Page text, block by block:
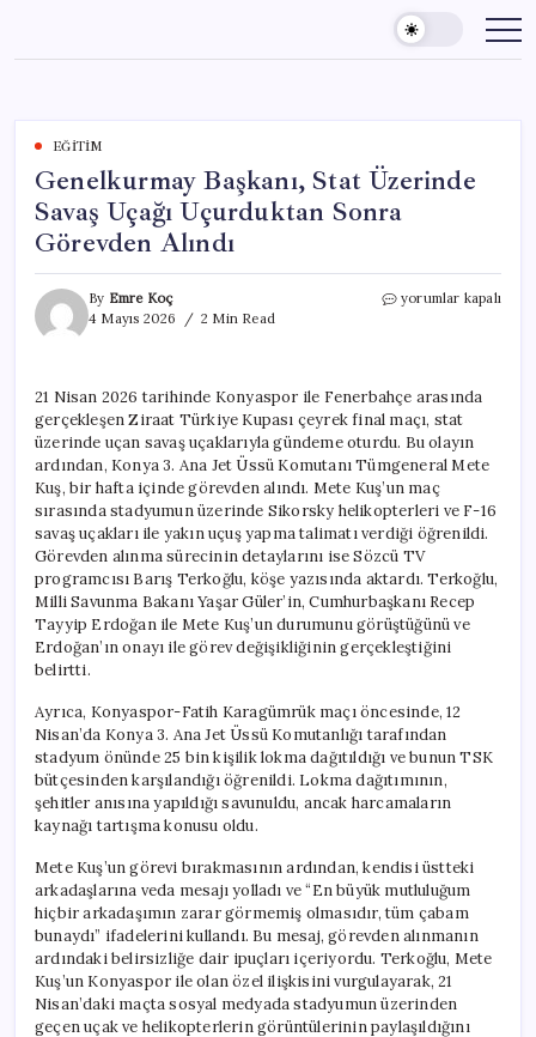
content
EĞITIM
Genelkurmay Başkanı, Stat Üzerinde
Savaş Uçağı Uçurduktan Sonra
Görevden Alındı
By Emre Koç
4 Mayıs 2026
2 Min Read
Genelkurmay
Uçağı
Uçurduktan
Sonra
Görevden
için
yorumlar kapalı
21 Nisan 2026 tarihinde Konyaspor ile Fenerbahçe arasında
gerçekleşen Ziraat Türkiye Kupası çeyrek final maçı, stat
üzerinde uçan savaş uçaklarıyla gündeme oturdu. Bu olayın
ardından, Konya 3. Ana Jet Üssü Komutanı Tümgeneral Mete
Kuş, bir hafta içinde görevden alındı. Mete Kuş’un maç
sırasında stadyumun üzerinde Sikorsky helikopterleri ve F-16
savaş uçakları ile yakın uçuş yapma talimatı verdiği öğrenildi.
Görevden alınma sürecinin detaylarını ise Sözcü TV
programcısı Barış Terkoğlu, köşe yazısında aktardı. Terkoğlu,
Milli Savunma Bakanı Yaşar Güler’in, Cumhurbaşkanı Recep
Tayyip Erdoğan ile Mete Kuş’un durumunu görüştüğünü ve
Erdoğan’ın onayı ile görev değişikliğinin gerçekleştiğini
belirtti.
Ayrıca, Konyaspor-Fatih Karagümrük maçı öncesinde, 12
Nisan’da Konya 3. Ana Jet Üssü Komutanlığı tarafından
stadyum önünde 25 bin kişilik lokma dağıtıldığı ve bunun TSK
bütçesinden karşılandığı öğrenildi. Lokma dağıtımının,
şehitler anısına yapıldığı savunuldu, ancak harcamaların
kaynağı tartışma konusu oldu.
Mete Kuş’un görevi bırakmasının ardından, kendisi üstteki
arkadaşlarına veda mesajı yolladı ve “En büyük mutluluğum
hiçbir arkadaşımın zarar görmemiş olmasıdır, tüm çabam
bunaydı” ifadelerini kullandı. Bu mesaj, görevden alınmanın
ardındaki belirsizliğe dair ipuçları içeriyordu. Terkoğlu, Mete
Kuş’un Konyaspor ile olan özel ilişkisini vurgulayarak, 21
Nisan’daki maçta sosyal medyada stadyumun üzerinden
geçen uçak ve helikopterlerin görüntülerinin paylaşıldığını